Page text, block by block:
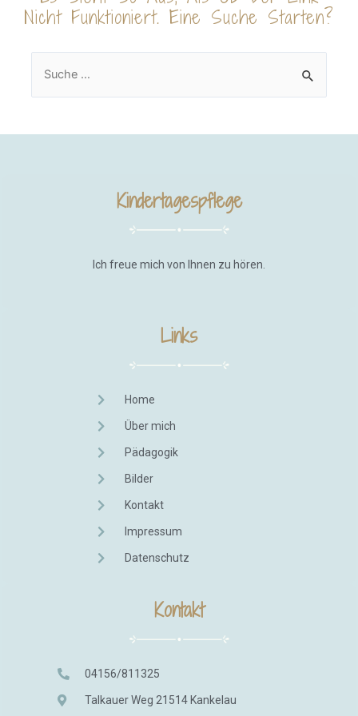
Nicht Funktioniert. Eine Suche Starten?
Kindertagespflege
Ich freue mich von Ihnen zu hören.
Links
Home
Über mich
Pädagogik
Bilder
Kontakt
Impressum
Datenschutz
Kontakt
04156/811325
Talkauer Weg 21514 Kankelau